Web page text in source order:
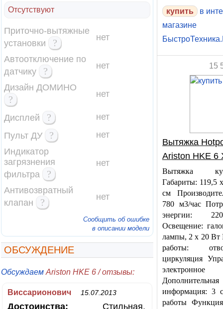
Отсутствуют
Приточно-вытяжные
установки
? нет
Автоотключение по
датчику
? нет
Дизайн ДОМИНО
? нет
Дисплей ?
нет
Пульт ДУ
?
нет
Индикатор
загрязнения
фильтра
?
нет
Антивозвратный
клапан
? нет
Сообщить об ошибке
в описании модели
ОБСУЖДЕНИЕ
Обсуждаем Ariston HKE 6 / отзывы:
Виссарионович 15.07.2013
Достоинства: Стильная,
купить
в
магазине
15
Вытяжка
Ariston HKE 6
Вытяжка
Габариты: 119,5
см
780 м3/час
энергии:
Освещение:
лампы, 2 x 20
работы:
циркуляция
электронное
Дополнительная
информация: 3
работы